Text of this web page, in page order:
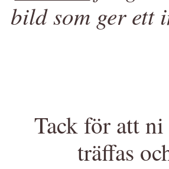
bild som ger ett
Tack för att
träffas